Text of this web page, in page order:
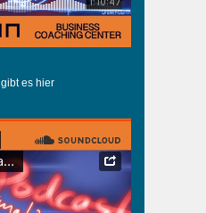
gibt es hier